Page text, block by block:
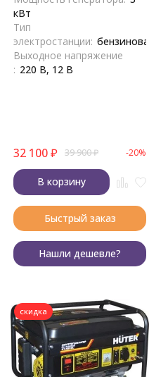
кВт
Тип
электростанции: бензиновая
Выходное напряжение
: 220 В, 12 В
32 100₽ 39 900₽ -20%
В корзину
Быстрый заказ
Нашли дешевле?
скидка